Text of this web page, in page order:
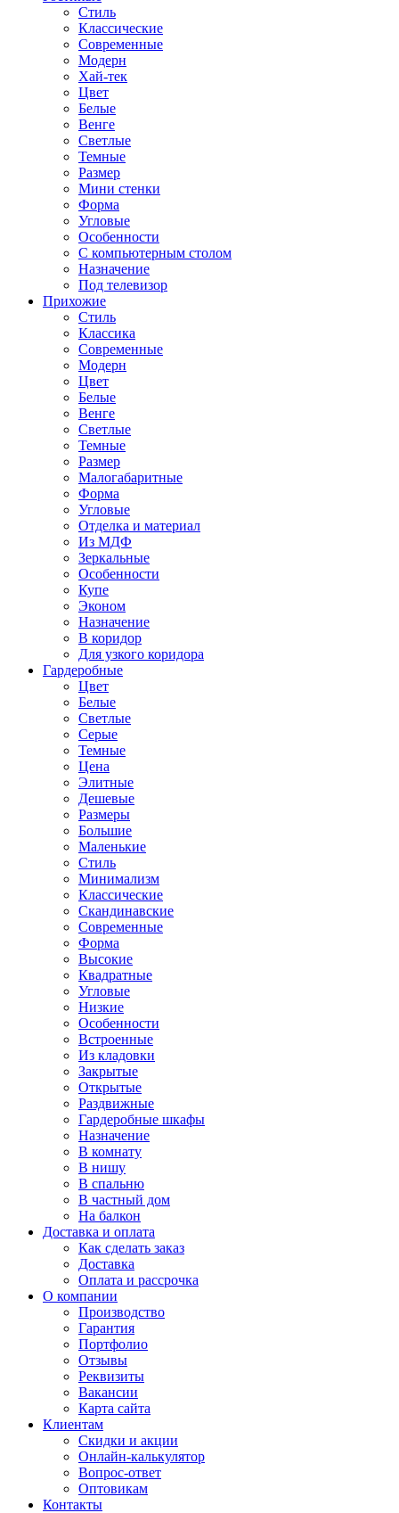
Стиль
Классические
Современные
Модерн
Хай-тек
Цвет
Белые
Венге
Светлые
Темные
Размер
Мини стенки
Форма
Угловые
Особенности
С компьютерным столом
Назначение
Под телевизор
Прихожие
Стиль
Классика
Современные
Модерн
Цвет
Белые
Венге
Светлые
Темные
Размер
Малогабаритные
Форма
Угловые
Отделка и материал
Из МДФ
Зеркальные
Особенности
Купе
Эконом
Назначение
В коридор
Для узкого коридора
Гардеробные
Цвет
Белые
Светлые
Серые
Темные
Цена
Элитные
Дешевые
Размеры
Большие
Маленькие
Стиль
Минимализм
Классические
Скандинавские
Современные
Форма
Высокие
Квадратные
Угловые
Низкие
Особенности
Встроенные
Из кладовки
Закрытые
Открытые
Раздвижные
Гардеробные шкафы
Назначение
В комнату
В нишу
В спальню
В частный дом
На балкон
Доставка и оплата
Как сделать заказ
Доставка
Оплата и рассрочка
О компании
Производство
Гарантия
Портфолио
Отзывы
Реквизиты
Вакансии
Карта сайта
Клиентам
Скидки и акции
Онлайн-калькулятор
Вопрос-ответ
Оптовикам
Контакты